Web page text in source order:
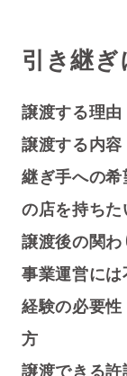
引き継ぎ
譲渡する理
譲渡する内
継ぎ手への
の店を持ち
譲渡後の関
事業運営には
経験の必要
方
譲渡できる